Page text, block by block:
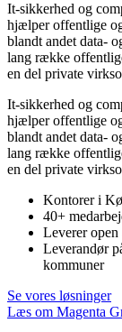
It-sikkerhed og
hjælper offentlige
blandt andet data-
lang række
en del private
It-sikkerhed og
hjælper offentlige
blandt andet data-
lang række
en del private
Kontorer i
40+
Leverer open
Leverandør
kommuner
Se vores løsninger
Læs om Magenta